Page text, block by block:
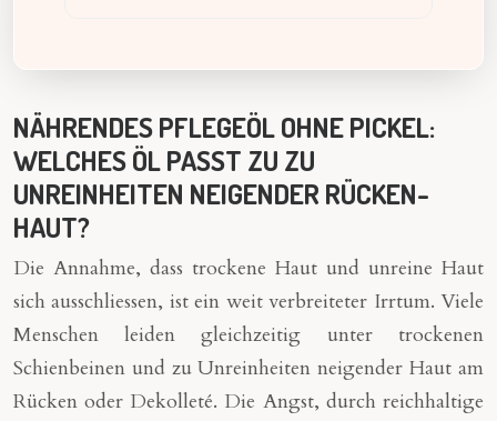
NÄHRENDES PFLEGEÖL OHNE PICKEL:
WELCHES ÖL PASST ZU ZU
UNREINHEITEN NEIGENDER RÜCKEN-
HAUT?
Die Annahme, dass trockene Haut und unreine Haut
sich ausschliessen, ist ein weit verbreiteter Irrtum. Viele
Menschen leiden gleichzeitig unter trockenen
Schienbeinen und zu Unreinheiten neigender Haut am
Rücken oder Dekolleté. Die Angst, durch reichhaltige